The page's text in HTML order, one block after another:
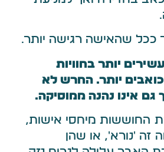
ככל שהאישה רגישה יותר.
יותר בחוויות
יותר. החרש לא
אינו נהנה ממוסיקה.
החוששות מיחסי אישות,
זה 'נורא', או שהן